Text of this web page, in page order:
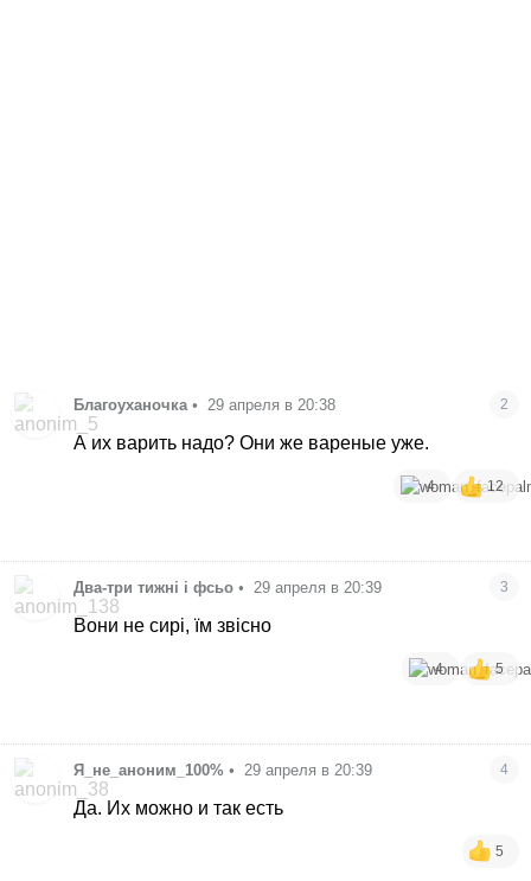
Благоуханочка • 29 апреля в 20:38 2
А их варить надо? Они же вареные уже.
4 12
Два-три тижні і фсьо • 29 апреля в 20:39 3
Вони не сирі, їм звісно
4 5
Я_не_аноним_100% • 29 апреля в 20:39 4
Да. Их можно и так есть
5